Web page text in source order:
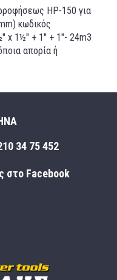
HP-150 για
κωδικός
x 1½" + 1" + 1"- 24m3
απορία ή
34 75 452
στο Facebook